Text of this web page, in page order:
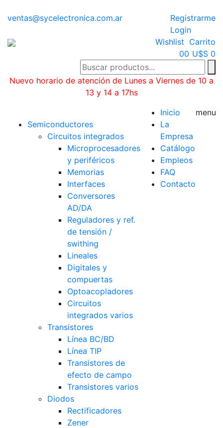
ventas@sycelectronica.com.ar
Registrarme
Login
Wishlist
00
Carrito
U$S 0
Nuevo horario de atención de Lunes a Viernes de 10 a
13 y 14 a 17hs
Semiconductores
Circuitos integrados
Microprocesadores
y periféricos
Memorias
Interfaces
Conversores
AD/DA
Reguladores y ref.
de tensión /
swithing
Lineales
Digitales y
compuertas
Optoacopladores
Circuitos
integrados varios
Transistores
Línea BC/BD
Línea TIP
Transistores de
efecto de campo
Transistores varios
Diodos
Rectificadores
Zener
Inicio
La
Empresa
Catálogo
Empleos
FAQ
Contacto
menu